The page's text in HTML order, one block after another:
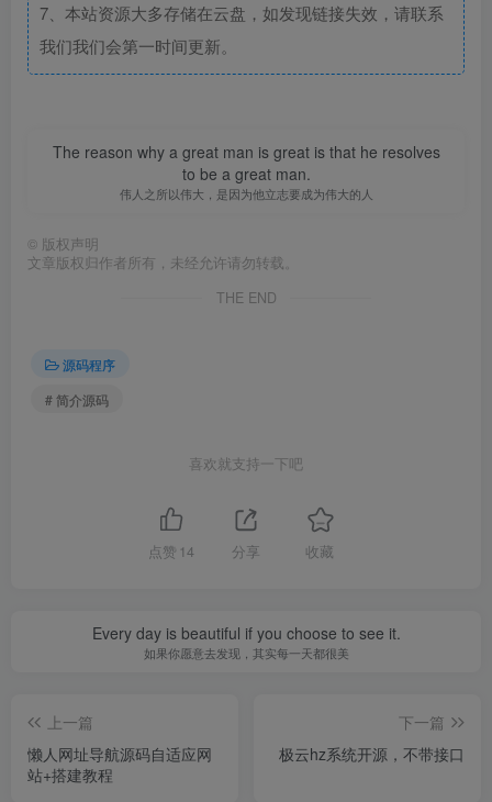
7、本站资源大多存储在云盘，如发现链接失效，请联系
我们我们会第一时间更新。
The reason why a great man is great is that he resolves
to be a great man.
伟人之所以伟大，是因为他立志要成为伟大的人
© 版权声明
文章版权归作者所有，未经允许请勿转载。
THE END
源码程序
# 简介源码
喜欢就支持一下吧
点赞 14 分享 收藏
Every day is beautiful if you choose to see it.
如果你愿意去发现，其实每一天都很美
上一篇
懒人网址导航源码自适应网
站+搭建教程
下一篇
极云hz系统开源，不带接口